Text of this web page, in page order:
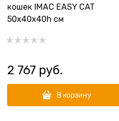
кошек IMAC EASY CAT
50х40х40h см
2 767 руб.
В корзину